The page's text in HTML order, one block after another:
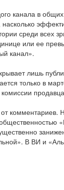
канала в
среди всех
или ее
канал».
лишь
только в
комментариев.
В ВИ и